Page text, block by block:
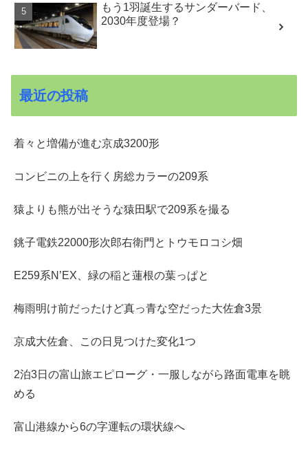
もう1羽誕生するサンダーバード、
2030年度登場？
最近の投稿
着々と増備が進む京成3200形
コンビニの上を行く房総カラーの209系
猿よりも熊が出そうな猿田駅で209系を撮る
銚子電鉄22000形次郎右衛門とトウモロコシ畑
E259系N’EX、緑の稲と蓮根の葉っぱと
梅雨明け前だったけど真っ青な空だった大佐倉3景
京成大佐倉、この日見つけた変化1つ
2泊3日の富山旅エピローグ・一服しながら路面電車を眺
める
富山港線から6の字運転の環状線へ